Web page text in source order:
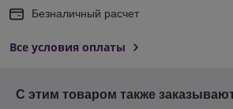
Безналичный расчет
Все условия оплаты
С этим товаром также